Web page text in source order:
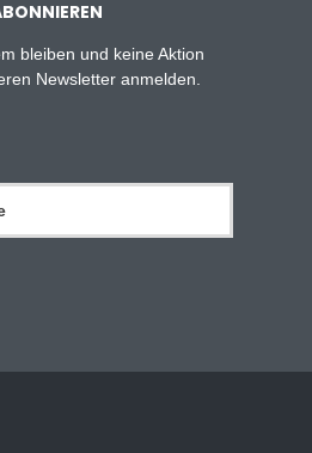
bleiben und keine Aktion
Newsletter anmelden.